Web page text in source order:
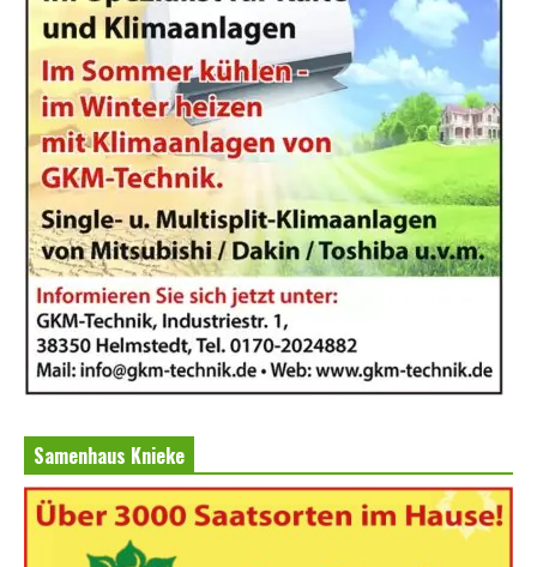
Samenhaus Knieke